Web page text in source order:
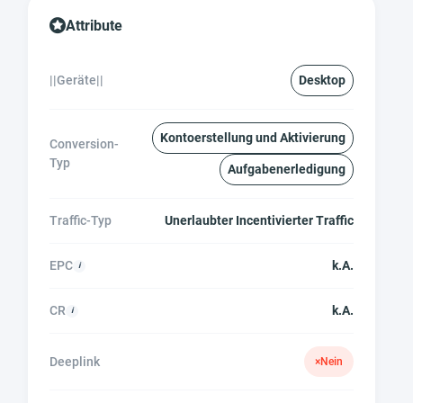
Attribute
||Geräte|| Desktop
Conversion-
Typ
Kontoerstellung und Aktivierung
Aufgabenerledigung
Traffic-Typ Unerlaubter Incentivierter Traffic
EPC k.A.
CR k.A.
Deeplink ×Nein